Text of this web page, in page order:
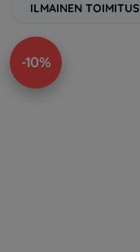
ILMAINEN TOIMITUS
-10%